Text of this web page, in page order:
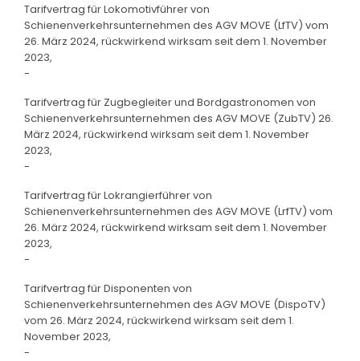
Tarifvertrag für Lokomotivführer von
Schienenverkehrsunternehmen des AGV MOVE (LfTV) vom
26. März 2024, rückwirkend wirksam seit dem 1. November
2023,
-
Tarifvertrag für Zugbegleiter und Bordgastronomen von
Schienenverkehrsunternehmen des AGV MOVE (ZubTV) 26.
März 2024, rückwirkend wirksam seit dem 1. November
2023,
-
Tarifvertrag für Lokrangierführer von
Schienenverkehrsunternehmen des AGV MOVE (LrfTV) vom
26. März 2024, rückwirkend wirksam seit dem 1. November
2023,
-
Tarifvertrag für Disponenten von
Schienenverkehrsunternehmen des AGV MOVE (DispoTV)
vom 26. März 2024, rückwirkend wirksam seit dem 1.
November 2023,
-